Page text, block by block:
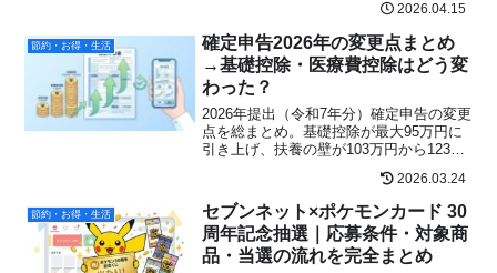
買えるかまで、数字だけで徹底計算。
2026.04.15
節約・お得・生活
確定申告2026年の変更点まとめ
→基礎控除・医療費控除はどう変
わった？
2026年提出（令和7年分）確定申告の変更
点を総まとめ。基礎控除が最大95万円に
引き上げ、扶養の壁が103万円から123万
控除の注意点、iPhoneスマホ申告対応ま
で自営業者目線でわかりやすく解説。
2026.03.24
節約・お得・生活
セブンネット×ポケモンカード 30
周年記念抽選｜応募条件・対象商
品・当選の流れを完全まとめ